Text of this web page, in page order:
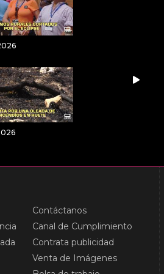
Contáctanos
Canal de Cumplimiento
Contrata publicidad
Venta de Imágenes